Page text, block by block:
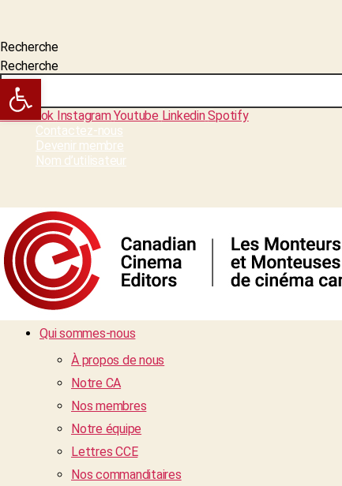
Recherche
Recherche
Facebook InstagramYoutube LinkedinSpotify
Contactez-nous
Devenir membre
Nom d’utilisateur
Qui sommes-nous
À propos de nous
Notre CA
Nos membres
Notre équipe
Lettres CCE
Nos commanditaires